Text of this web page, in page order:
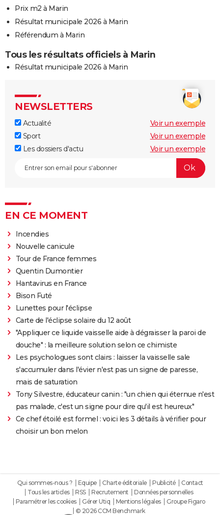
Prix m2 à Marin
Résultat municipale 2026 à Marin
Référendum à Marin
Tous les résultats officiels à Marin
Résultat municipale 2026 à Marin
NEWSLETTERS
Actualité
Voir un exemple
Sport
Voir un exemple
Les dossiers d'actu
Voir un exemple
EN CE MOMENT
Incendies
Nouvelle canicule
Tour de France femmes
Quentin Dumontier
Hantavirus en France
Bison Futé
Lunettes pour l'éclipse
Carte de l'éclipse solaire du 12 août
"Appliquer ce liquide vaisselle aide à dégraisser la paroi de
douche" : la meilleure solution selon ce chimiste
Les psychologues sont clairs : laisser la vaisselle sale
s'accumuler dans l'évier n'est pas un signe de paresse,
mais de saturation
Tony Silvestre, éducateur canin : "un chien qui éternue n'est
pas malade, c'est un signe pour dire qu'il est heureux"
Ce chef étoilé est formel : voici les 3 détails à vérifier pour
choisir un bon melon
Qui sommes-nous ? Equipe Charte éditoriale Publicité
Contact
Tous les articles
RSS Recrutement
Données personnelles
Paramétrer les cookies
Gérer Utiq Mentions légales
Groupe Figaro
© 2026 CCM Benchmark